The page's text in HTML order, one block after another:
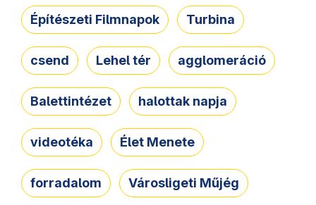
Építészeti Filmnapok Turbina
csend Lehel tér agglomeráció
Balettintézet halottak napja
videotéka Élet Menete
forradalom Városligeti Műjég